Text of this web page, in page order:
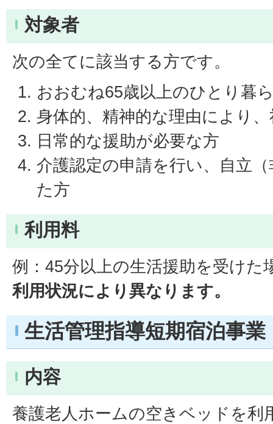
対象者
次の全てに該当する方です。
おおむね65歳以上のひとり暮
身体的、精神的な理由により
日常的な援助が必要な方
介護認定の申請を行い、自立
た方
利用料
例：45分以上の生活援助を受けた
利用状況により異なります。
生活管理指導短期宿泊事業
内容
養護老人ホームの空きベッドを利